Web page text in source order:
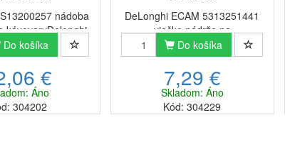
nádoba
kávovaryDelonghi
nádoba na vodu je
určené
DeLonghi.
nie je len
vody, ale celkovo
za...
Do košíka
€
Áno
304202
DeLonghi ECAM 5313251441
viečko nádrže na
vodu. Kompatibilné s nádobou
na vodu 7313254561 /
AS13200250 /
7313212611.Vhodné pre
modelové rady DeLonghi:
CAPPUCCINO ECAM23.460.B
Do košíka
7,29 €
Skladom: Áno
Kód: 304229